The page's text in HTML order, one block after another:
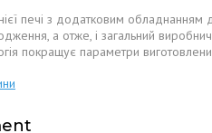
печі з додатковим
а отже, і загальний
покращує параметри